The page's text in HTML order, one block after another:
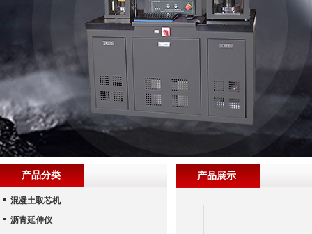
产品展示
产品分类
混凝土取芯机
沥青延伸仪